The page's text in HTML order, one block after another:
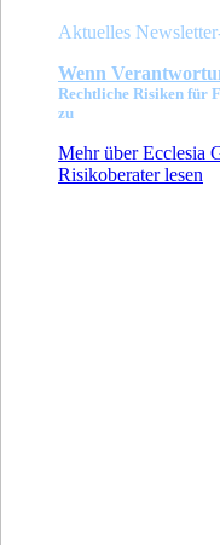
Aktuelles
Wenn Verant
Rechtliche Risiken für
zu
Mehr über Ecclesia
Risikoberater lesen